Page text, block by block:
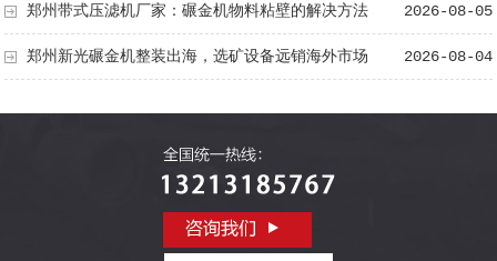
2026-08-05
郑州带式压滤机厂家：碾金机物料粘壁的解决方法
2026-08-04
郑州新光碾金机整装出海，选矿设备远销海外市场